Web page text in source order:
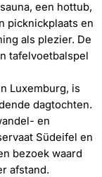
een hottub,
picknickplaats en
als plezier. De
tafelvoetbalspel
Luxemburg, is
dagtochten.
en
Südeifel en
bezoek waard
afstand.